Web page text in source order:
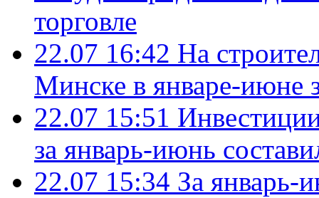
торговле
22.07 16:42 На
Минске в январе-июне
22.07 15:51
за январь-июнь
22.07 15:34 За январь-